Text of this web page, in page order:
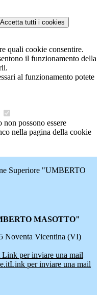
Accetta tutti i cookies
quali cookie consentire.
il funzionamento della
al funzionamento potete
possono essere
nella pagina della cookie
Superiore "UMBERTO
MASOTTO"
Noventa Vicentina (VI)
Link per inviare una mail
Link per inviare una mail